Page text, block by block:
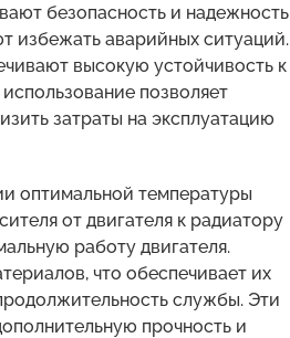
безопасность и надежность
избежать аварийных ситуаций.
высокую устойчивость к
позволяет
затраты на эксплуатацию
оптимальной температуры
от двигателя к радиатору
работу двигателя.
что обеспечивает их
службы. Эти
прочность и